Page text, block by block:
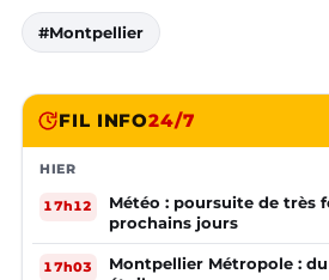
#Montpellier
FIL INFO24/7
HIER
17h12
Météo : poursuite de très
prochains jours
17h03
Montpellier Métropole :